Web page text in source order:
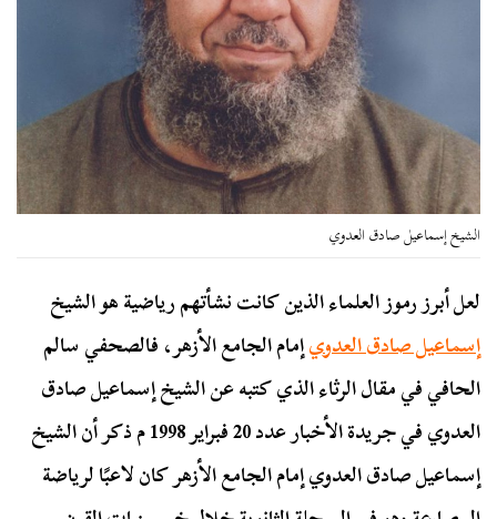
الشيخ إسماعيل صادق العدوي
لعل أبرز رموز العلماء الذين كانت نشأتهم رياضية هو الشيخ
إسماعيل صادق العدويإمام الجامع الأزهر، فالصحفي سالم
الحافي في مقال الرثاء الذي كتبه عن الشيخ إسماعيل صادق
العدوي في جريدة الأخبار عدد 20 فبراير 1998 م ذكر أن الشيخ
إسماعيل صادق العدوي إمام الجامع الأزهر كان لاعبًا لرياضة